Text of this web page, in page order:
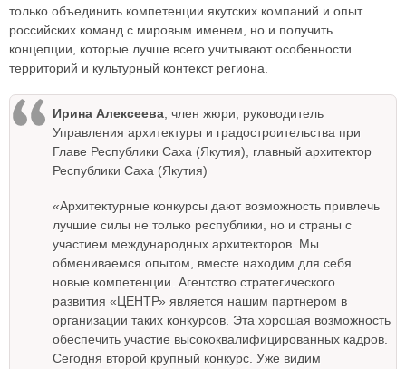
только объединить компетенции якутских компаний и опыт
российских команд с мировым именем, но и получить
концепции, которые лучше всего учитывают особенности
территорий и культурный контекст региона.
Ирина Алексеева , член жюри, руководитель
Управления архитектуры и градостроительства при
Главе Республики Саха (Якутия), главный архитектор
Республики Саха (Якутия)
«Архитектурные конкурсы дают возможность привлечь
лучшие силы не только республики, но и страны с
участием международных архитекторов. Мы
обмениваемся опытом, вместе находим для себя
новые компетенции. Агентство стратегического
развития «ЦЕНТР» является нашим партнером в
организации таких конкурсов. Эта хорошая возможность
обеспечить участие высококвалифицированных кадров.
Сегодня второй крупный конкурс. Уже видим